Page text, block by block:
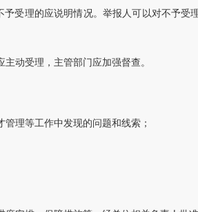
受理的应说明情况。举报人可以对不予受
动受理，主管部门应加强督查。
理等工作中发现的问题和线索；